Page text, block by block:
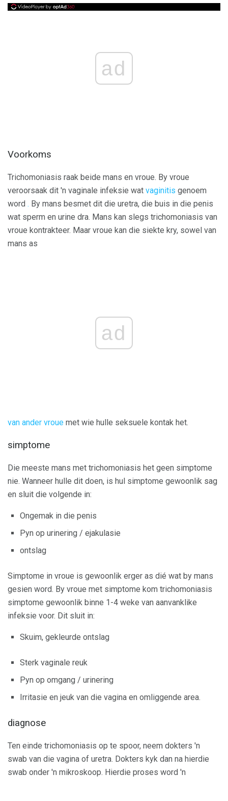
ad
Voorkoms
Trichomoniasis raak beide mans en vroue. By vroue
veroorsaak dit 'n vaginale infeksie wat vaginitis genoem
word . By mans besmet dit die uretra, die buis in die penis
wat sperm en urine dra. Mans kan slegs trichomoniasis van
vroue kontrakteer. Maar vroue kan die siekte kry, sowel van
mans as
ad
van ander vroue met wie hulle seksuele kontak het.
simptome
Die meeste mans met trichomoniasis het geen simptome
nie. Wanneer hulle dit doen, is hul simptome gewoonlik sag
en sluit die volgende in:
Ongemak in die penis
Pyn op urinering / ejakulasie
ontslag
Simptome in vroue is gewoonlik erger as dié wat by mans
gesien word. By vroue met simptome kom trichomoniasis
simptome gewoonlik binne 1-4 weke van aanvanklike
infeksie voor. Dit sluit in:
Skuim, gekleurde ontslag
Sterk vaginale reuk
Pyn op omgang / urinering
Irritasie en jeuk van die vagina en omliggende area.
diagnose
Ten einde trichomoniasis op te spoor, neem dokters 'n
swab van die vagina of uretra. Dokters kyk dan na hierdie
swab onder 'n mikroskoop. Hierdie proses word 'n